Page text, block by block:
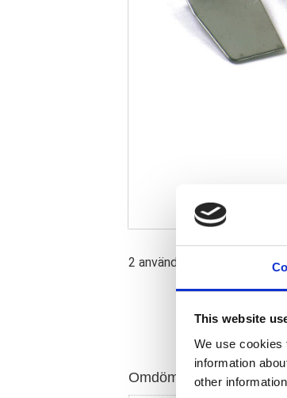
This website
We use cookies
information
other
2 används; Bromsdynor för
Omdömen